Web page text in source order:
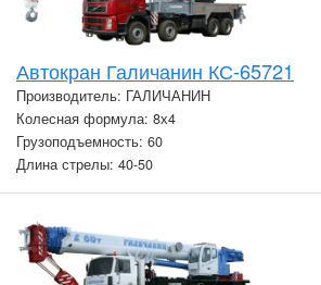
Автокран Галичанин КС-65721
Производитель: ГАЛИЧАНИН
Колесная формула: 8х4
Грузоподъемность: 60
Длина стрелы: 40-50